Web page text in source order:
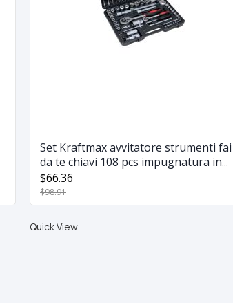
Set Kraftmax avvitatore strumenti fai
da te chiavi 108 pcs impugnatura in
gomma
$66.36
$98.91
Quick View